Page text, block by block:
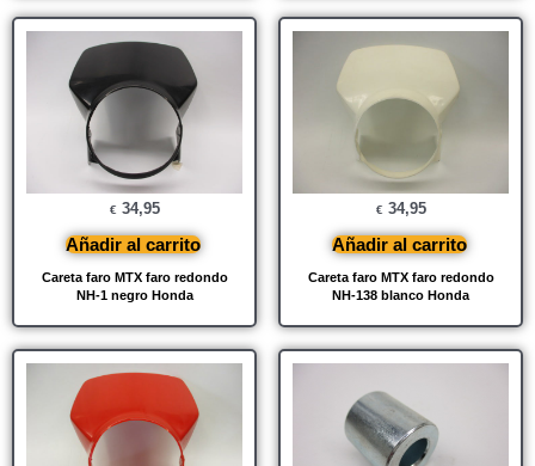
Careta faro MTX faro redondo
NH-1 negro Honda
€ 34,95
Añadir al carrito
Careta faro MTX faro redondo
NH-138 blanco Honda
€ 34,95
Añadir al carrito